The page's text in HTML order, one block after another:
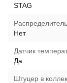
STAG
Нет
Датчик
Да
Штуцер в